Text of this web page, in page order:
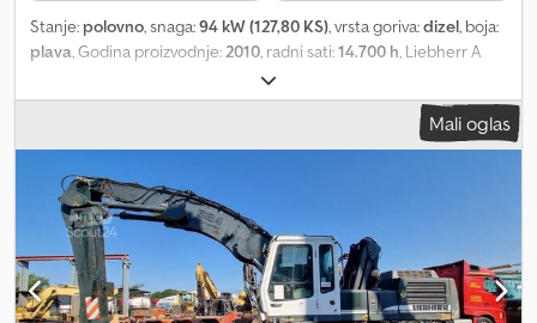
Stanje: polovno, snaga:94 kW (127,80 KS), vrsta goriva:dizel, boja:
plava, Godina proizvodnje:2010, radni sati:14.700 h, Liebherr A
316 Litronic Godina proizvodnje: 2010 Radni sati: 14.781 h Snaga
motora: 94 kW Centralni sistem za podmazivanje 4x stope
Djdjydbg Ejpfx Ap Eokr Kamera Klima uređaj Polip hvataljka
Podizna kabina
Mali oglas